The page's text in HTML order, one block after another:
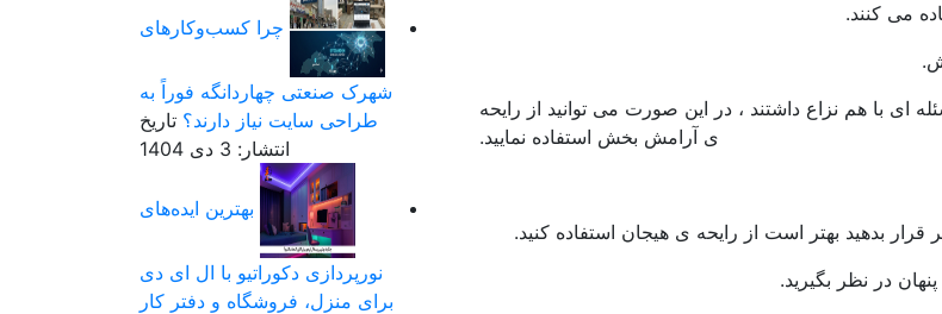
می کنند.
با هم نزاع داشتند ، در این صورت می توانید از رایحه
ی آرامش بخش استفاده نمایید.
بدهید بهتر است از رایحه ی هیجان استفاده کنید.
در نظر بگیرید.
چرا کسب‌وکارهای
شهرک صنعتی چهاردانگه فوراً به
طراحی سایت نیاز دارند؟ تاریخ
انتشار: 3 دی 1404
بهترین ایده‌های
نورپردازی دکوراتیو با ال ای دی
برای منزل، فروشگاه و دفتر کار